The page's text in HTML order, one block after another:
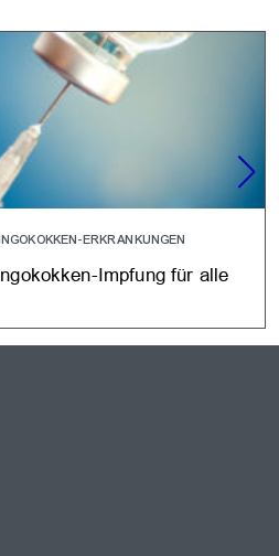
ERKRANKUNGEN
Impfung für alle